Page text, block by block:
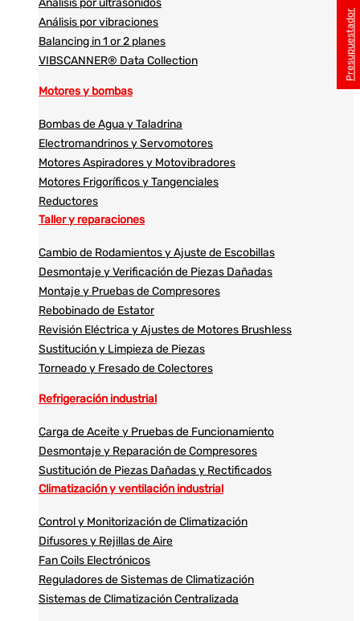
Análisis por ultrasonidos​​
Análisis por vibraciones
Balancing in 1 or 2 planes
VIBSCANNER® Data Collection
Motores y bombas
Bombas de Agua y Taladrina
Electromandrinos y Servomotores
Motores Aspiradores y Motovibradores
Motores Frigoríficos y Tangenciales
Reductores
Taller y reparaciones
Cambio de Rodamientos y Ajuste de Escobillas
Desmontaje y Verificación de Piezas Dañadas
Montaje y Pruebas de Compresores
Rebobinado de Estator
Revisión Eléctrica y Ajustes de Motores Brushless
Sustitución y Limpieza de Piezas
Torneado y Fresado de Colectores
Refrigeración industrial
Carga de Aceite y Pruebas de Funcionamiento
Desmontaje y Reparación de Compresores
Sustitución de Piezas Dañadas y Rectificados
Climatización y ventilación industrial
Control y Monitorización de Climatización
Difusores y Rejillas de Aire
Fan Coils Electrónicos
Reguladores de Sistemas de Climatización
Sistemas de Climatización Centralizada
Presupuestador